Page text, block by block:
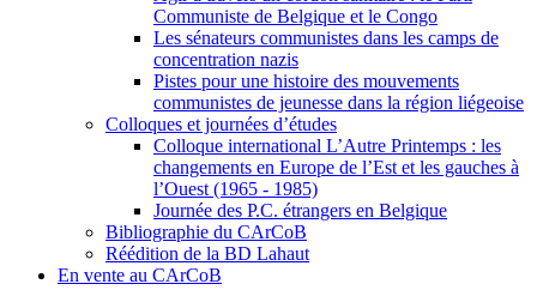
Communiste de Belgique et le Congo
Les sénateurs communistes dans les camps de
concentration nazis
Pistes pour une histoire des mouvements
communistes de jeunesse dans la région liégeoise
Colloques et journées d’études
Colloque international L’Autre Printemps : les
changements en Europe de l’Est et les gauches à
l’Ouest (1965 - 1985)
Journée des P.C. étrangers en Belgique
Bibliographie du CArCoB
Réédition de la BD Lahaut
En vente au CArCoB